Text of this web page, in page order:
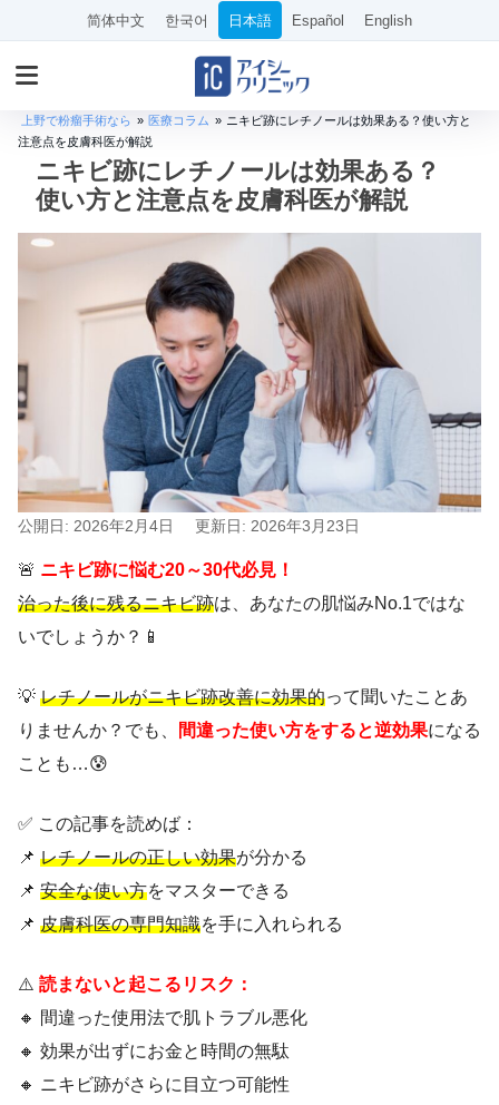
简体中文 한국어 日本語 Español English
上野で粉瘤手術なら » 医療コラム » ニキビ跡にレチノールは効果ある？使い方と
注意点を皮膚科医が解説
ニキビ跡にレチノールは効果ある？
使い方と注意点を皮膚科医が解説
公開日: 2026年2月4日 更新日: 2026年3月23日
🚨 ニキビ跡に悩む20～30代必見！
治った後に残るニキビ跡は、あなたの肌悩みNo.1ではな
いでしょうか？📱
💡 レチノールがニキビ跡改善に効果的って聞いたことあ
りませんか？でも、
間違った使い方をすると逆効果になる
ことも…😰
✅ この記事を読めば：
📌 レチノールの正しい効果が分かる
📌 安全な使い方をマスターできる
📌 皮膚科医の専門知識を手に入れられる
⚠️ 読まないと起こるリスク：
🔸 間違った使用法で肌トラブル悪化
🔸 効果が出ずにお金と時間の無駄
🔸 ニキビ跡がさらに目立つ可能性